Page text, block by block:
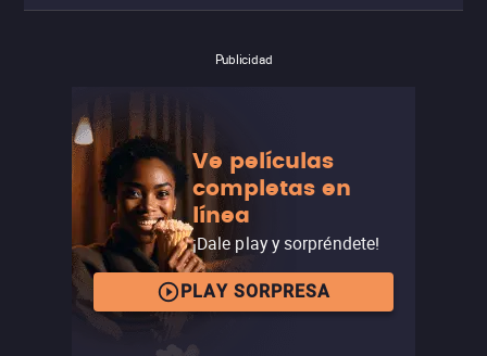
Publicidad
Ve películas
completas en
línea
¡Dale play y sorpréndete!
PLAY SORPRESA